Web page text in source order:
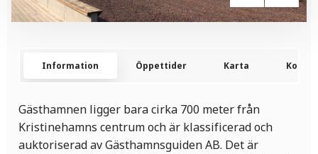
Information Öppettider Karta
Gästhamnen ligger bara cirka 700 meter från
Kristinehamns centrum och är klassificerad och
auktoriserad av Gästhamnsguiden AB. Det är